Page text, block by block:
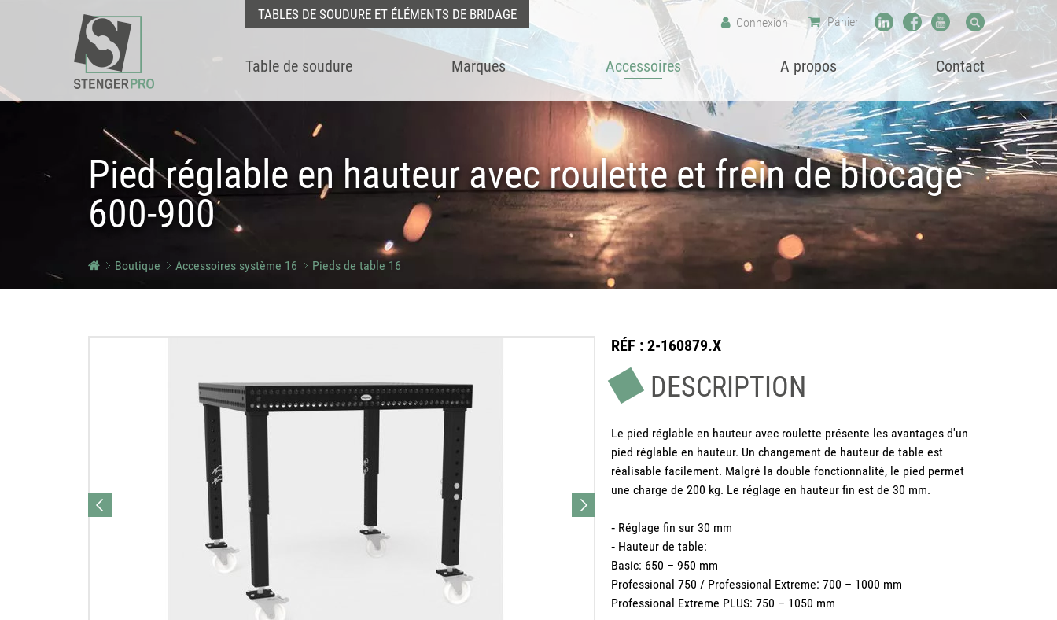
TABLES DE SOUDURE ET ÉLÉMENTS DE BRIDAGE Connexion Panier
Table de soudure Marques Accessoires A propos Contact
Pied réglable en hauteur avec roulette et frein de blocage
600-900
Boutique Accessoires système 16 Pieds de table 16
RÉF : 2-160879.X
DESCRIPTION
Le pied réglable en hauteur avec roulette présente les avantages d'un
pied réglable en hauteur. Un changement de hauteur de table est
réalisable facilement. Malgré la double fonctionnalité, le pied permet
une charge de 200 kg. Le réglage en hauteur fin est de 30 mm.
‐ Réglage fin sur 30 mm
‐ Hauteur de table:
Basic: 650 – 950 mm
Professional 750 / Professional Extreme: 700 – 1000 mm
Professional Extreme PLUS: 750 – 1050 mm